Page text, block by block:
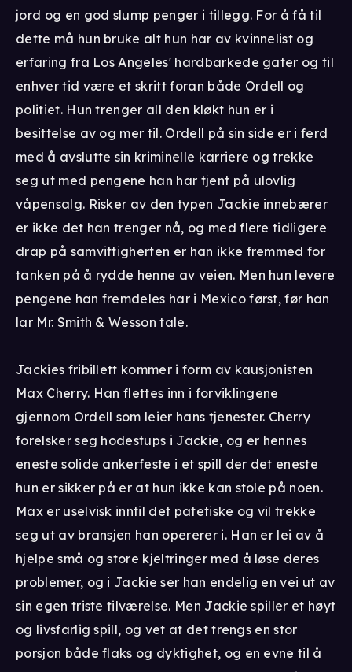
jord og en god slump penger i tillegg. For å få til
dette må hun bruke alt hun har av kvinnelist og
erfaring fra Los Angeles' hardbarkede gater og til
enhver tid være et skritt foran både Ordell og
politiet. Hun trenger all den kløkt hun er i
besittelse av og mer til. Ordell på sin side er i ferd
med å avslutte sin kriminelle karriere og trekke
seg ut med pengene han har tjent på ulovlig
våpensalg. Risker av den typen Jackie innebærer
er ikke det han trenger nå, og med flere tidligere
drap på samvittigherten er han ikke fremmed for
tanken på å rydde henne av veien. Men hun levere
pengene han fremdeles har i Mexico først, før han
lar Mr. Smith & Wesson tale.
Jackies fribillett kommer i form av kausjonisten
Max Cherry. Han flettes inn i forviklingene
gjennom Ordell som leier hans tjenester. Cherry
forelsker seg hodestups i Jackie, og er hennes
eneste solide ankerfeste i et spill der det eneste
hun er sikker på er at hun ikke kan stole på noen.
Max er uselvisk inntil det patetiske og vil trekke
seg ut av bransjen han opererer i. Han er lei av å
hjelpe små og store kjeltringer med å løse deres
problemer, og i Jackie ser han endelig en vei ut av
sin egen triste tilværelse. Men Jackie spiller et høyt
og livsfarlig spill, og vet at det trengs en stor
porsjon både flaks og dyktighet, og en evne til å